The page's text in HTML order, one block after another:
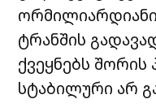
ტრანშის
ქვეყნებს
სტაბილური არ